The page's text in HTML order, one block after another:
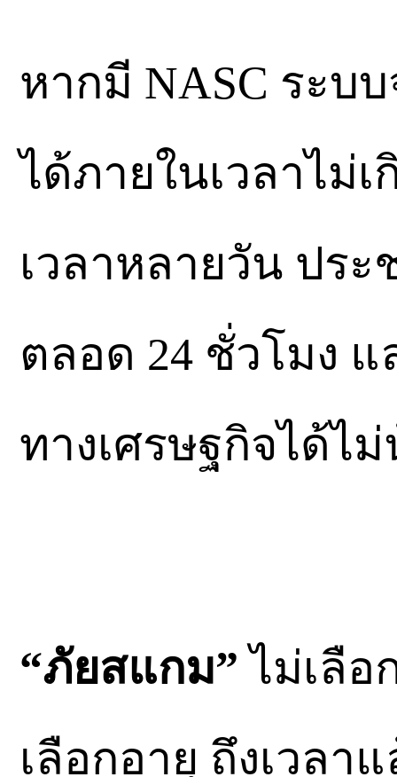
หากมี NASC ระบ
ได้ภายในเวลาไม่
เวลาหลายวัน ปร
ตลอด 24 ชั่วโมง
ทางเศรษฐกิจได้ไ
“ภัยสแกม” ไม่เลือ
เลือกอายุ ถึงเวลา